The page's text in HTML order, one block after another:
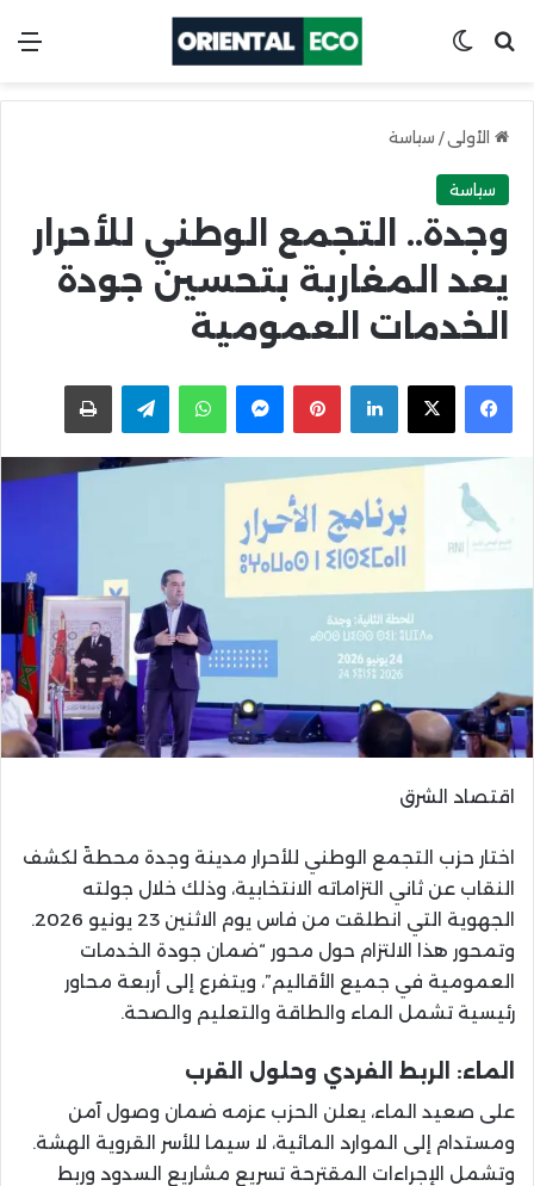
ابحث عنSwitch skin
الأولى / سياسة
سياسة
وجدة.. التجمع الوطني للأحرار
يعد المغاربة بتحسين جودة
الخدمات العمومية
Facebook
X
LinkedIn
Pinterest
Messenger
WhatsApp
Telegramاطبعها
اقتصاد الشرق
اختار حزب التجمع الوطني للأحرار مدينة وجدة محطةً لكشف
النقاب عن ثاني التزاماته الانتخابية، وذلك خلال جولته
الجهوية التي انطلقت من فاس يوم الاثنين 23 يونيو 2026.
وتمحور هذا الالتزام حول محور “ضمان جودة الخدمات
العمومية في جميع الأقاليم”، ويتفرع إلى أربعة محاور
رئيسية تشمل الماء والطاقة والتعليم والصحة.
الماء: الربط الفردي وحلول القرب
على صعيد الماء، يعلن الحزب عزمه ضمان وصول آمن
ومستدام إلى الموارد المائية، لا سيما للأسر القروية الهشة.
وتشمل الإجراءات المقترحة تسريع مشاريع السدود وربط